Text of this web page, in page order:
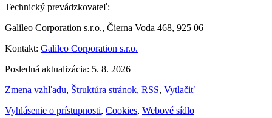
Technický prevádzkovateľ:
Galileo Corporation s.r.o., Čierna Voda 468, 925 06
Kontakt: Galileo Corporation s.r.o.
Posledná aktualizácia: 5. 8. 2026
Zmena vzhľadu, Štruktúra stránok, RSS, Vytlačiť
Vyhlásenie o prístupnosti, Cookies, Webové sídlo